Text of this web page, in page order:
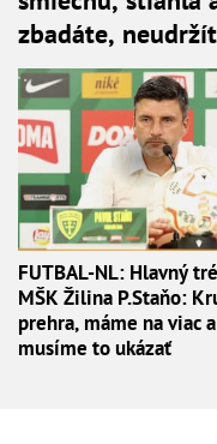
zbadáte,
FUTBAL-NL: Hlavný
MŠK Žilina P.Staňo:
prehra, máme na viac a
musíme to ukázať